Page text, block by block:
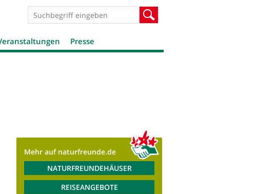
Suchformular
Presse
Mehr auf naturfreunde.de
NATURFREUNDEHÄUSER
REISEANGEBOTE